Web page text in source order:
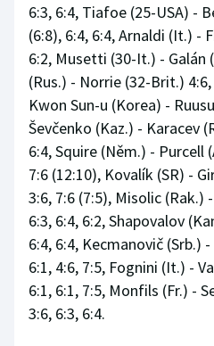
6:3, 6:4, Tiafoe (25-USA) -
(6:8), 6:4, 6:4, Arnaldi (It.) -
6:2, Musetti (30-It.) - Galán
(Rus.) - Norrie (32-Brit.) 4:6,
Kwon Sun-u (Korea) -
Ševčenko (Kaz.) - Karacev
6:4, Squire (Něm.) - Purcell
7:6 (12:10), Kovalík (SR) -
3:6, 7:6 (7:5), Misolic (Rak.)
6:3, 6:4, 6:2, Shapovalov
6:4, 6:4, Kecmanovič (Srb.)
6:1, 4:6, 7:5, Fognini (It.) -
6:1, 6:1, 7:5, Monfils (Fr.) -
3:6, 6:3, 6:4.